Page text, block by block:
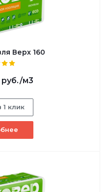
Верх 160
руб./м3
1 клик